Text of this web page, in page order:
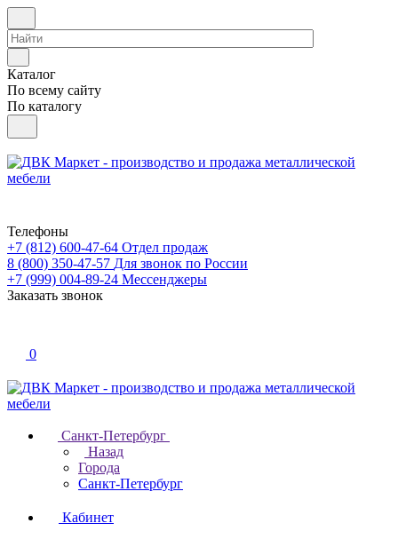
Каталог
По всему сайту
По каталогу
Телефоны
+7 (812) 600-47-64 Отдел продаж
8 (800) 350-47-57 Для звонок по России
+7 (999) 004-89-24 Мессенджеры
Заказать звонок
0
Санкт-Петербург
Назад
Города
Санкт-Петербург
Кабинет